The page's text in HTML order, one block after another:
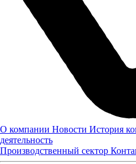
О компании Новости История
деятельность
Производственный сектор
МАСЛЕНИЦА В САРАНСКЕ
Компания "Луидор" приняла
Широкой Масленицы в